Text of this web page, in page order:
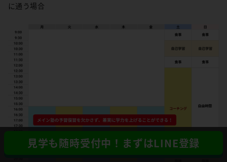
に通う場合
見学も随時受付中！まずはLINE登録